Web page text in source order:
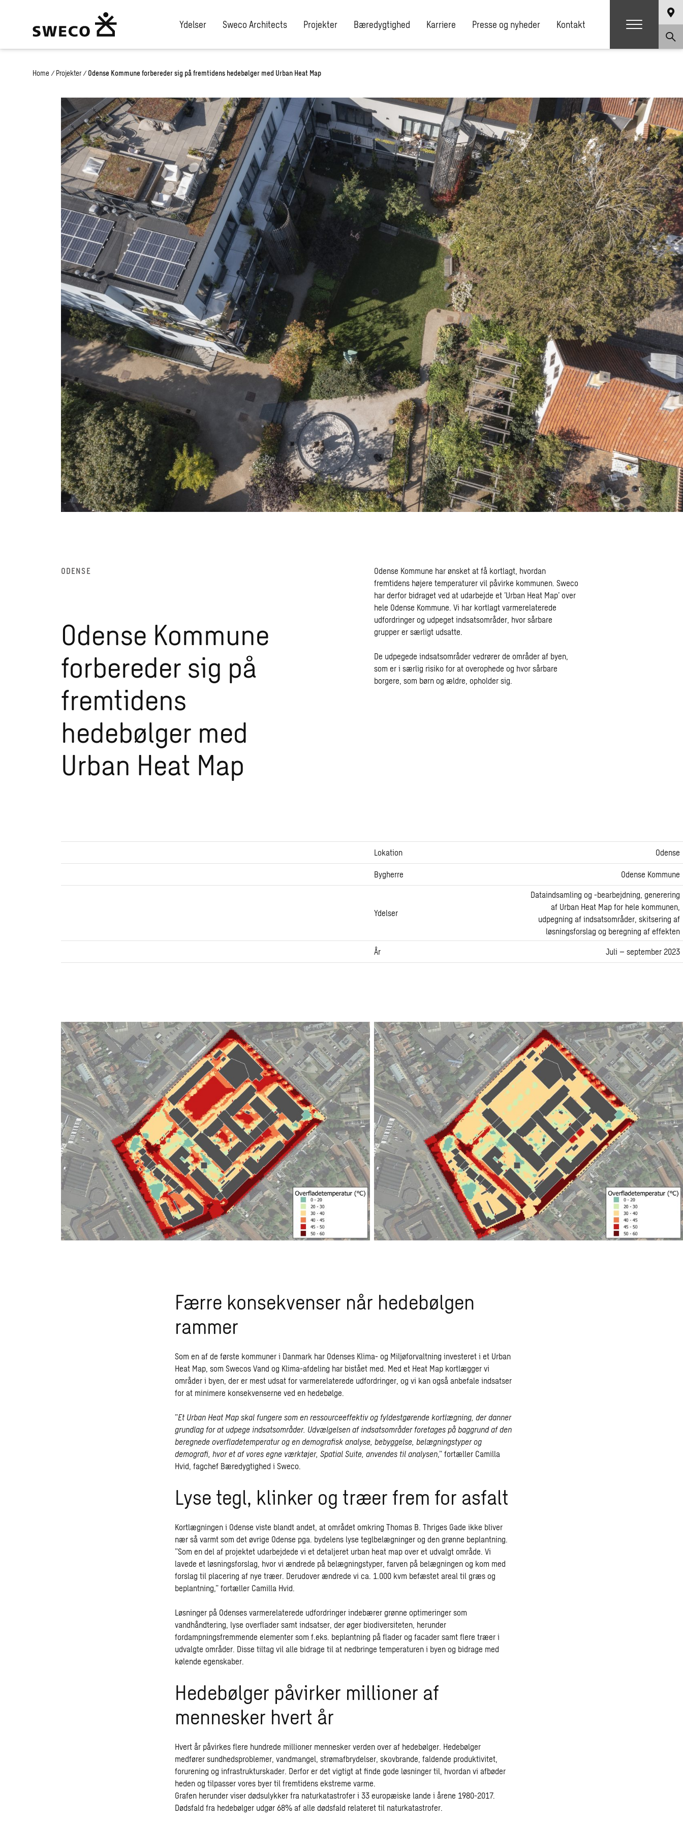
Ydelser Sweco Architects Projekter Bæredygtighed Karriere Presse og nyheder Kontakt
Home / Projekter / Odense Kommune forbereder sig på fremtidens hedebølger med Urban Heat Map
ODENSE
Odense Kommune
forbereder sig på
fremtidens
hedebølger med
Urban Heat Map
Odense Kommune har ønsket at få kortlagt, hvordan
fremtidens højere temperaturer vil påvirke kommunen. Sweco
har derfor bidraget ved at udarbejde et ’Urban Heat Map’ over
hele Odense Kommune. Vi har kortlagt varmerelaterede
udfordringer og udpeget indsatsområder, hvor sårbare
grupper er særligt udsatte.
De udpegede indsatsområder vedrører de områder af byen,
som er i særlig risiko for at overophede og hvor sårbare
borgere, som børn og ældre, opholder sig.
Lokation Odense
Bygherre Odense Kommune
Ydelser
Dataindsamling og -bearbejdning, generering
af Urban Heat Map for hele kommunen,
udpegning af indsatsområder, skitsering af
løsningsforslag og beregning af effekten
År Juli – september 2023
Færre konsekvenser når hedebølgen
rammer
Som en af de første kommuner i Danmark har Odenses Klima- og Miljøforvaltning investeret i et Urban
Heat Map, som Swecos Vand og Klima-afdeling har bistået med. Med et Heat Map kortlægger vi
områder i byen, der er mest udsat for varmerelaterede udfordringer, og vi kan også anbefale indsatser
for at minimere konsekvenserne ved en hedebølge.
”Et Urban Heat Map skal fungere som en ressourceeffektiv og fyldestgørende kortlægning, der danner
grundlag for at udpege indsatsområder. Udvælgelsen af indsatsområder foretages på baggrund af den
beregnede overfladetemperatur og en demografisk analyse, bebyggelse, belægningstyper og
demografi, hvor et af vores egne værktøjer, Spatial Suite, anvendes til analysen,” fortæller Camilla
Hvid, fagchef Bæredygtighed i Sweco.
Lyse tegl, klinker og træer frem for asfalt
Kortlægningen i Odense viste blandt andet, at området omkring Thomas B. Thriges Gade ikke bliver
nær så varmt som det øvrige Odense pga. bydelens lyse teglbelægninger og den grønne beplantning.
”Som en del af projektet udarbejdede vi et detaljeret urban heat map over et udvalgt område. Vi
lavede et løsningsforslag, hvor vi ændrede på belægningstyper, farven på belægningen og kom med
forslag til placering af nye træer. Derudover ændrede vi ca. 1.000 kvm befæstet areal til græs og
beplantning,” fortæller Camilla Hvid.
Løsninger på Odenses varmerelaterede udfordringer indebærer grønne optimeringer som
vandhåndtering, lyse overflader samt indsatser, der øger biodiversiteten, herunder
fordampningsfremmende elementer som f.eks. beplantning på flader og facader samt flere træer i
udvalgte områder. Disse tiltag vil alle bidrage til at nedbringe temperaturen i byen og bidrage med
kølende egenskaber.
Hedebølger påvirker millioner af
mennesker hvert år
Hvert år påvirkes flere hundrede millioner mennesker verden over af hedebølger. Hedebølger
medfører sundhedsproblemer, vandmangel, strømafbrydelser, skovbrande, faldende produktivitet,
forurening og infrastrukturskader. Derfor er det vigtigt at finde gode løsninger til, hvordan vi afbøder
heden og tilpasser vores byer til fremtidens ekstreme varme.
Grafen herunder viser dødsulykker fra naturkatastrofer i 33 europæiske lande i årene 1980-2017.
Dødsfald fra hedebølger udgør 68% af alle dødsfald relateret til naturkatastrofer.